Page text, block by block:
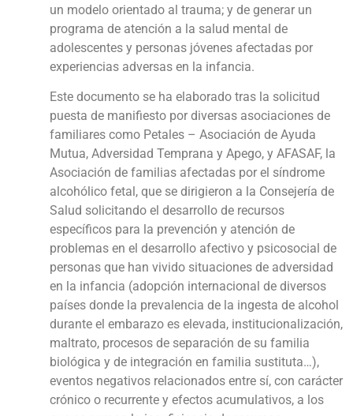
un modelo orientado al trauma; y de generar un
programa de atención a la salud mental de
adolescentes y personas jóvenes afectadas por
experiencias adversas en la infancia.
Este documento se ha elaborado tras la solicitud
puesta de manifiesto por diversas asociaciones de
familiares como Petales – Asociación de Ayuda
Mutua, Adversidad Temprana y Apego, y AFASAF, la
Asociación de familias afectadas por el síndrome
alcohólico fetal, que se dirigieron a la Consejería de
Salud solicitando el desarrollo de recursos
específicos para la prevención y atención de
problemas en el desarrollo afectivo y psicosocial de
personas que han vivido situaciones de adversidad
en la infancia (adopción internacional de diversos
países donde la prevalencia de la ingesta de alcohol
durante el embarazo es elevada, institucionalización,
maltrato, procesos de separación de su familia
biológica y de integración en familia sustituta…),
eventos negativos relacionados entre sí, con carácter
crónico o recurrente y efectos acumulativos, a los